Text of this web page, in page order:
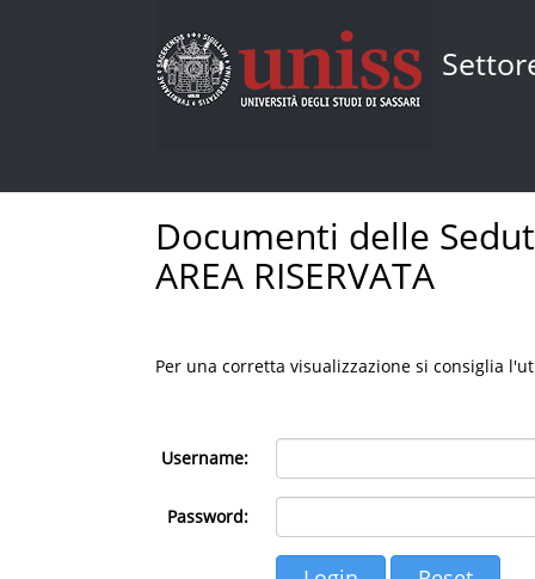
Documenti delle
AREA RISERVATA
Per una corretta visualizzazione si consiglia
Username:
Password: